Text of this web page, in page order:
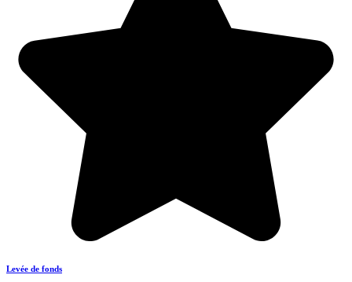
Levée de fonds